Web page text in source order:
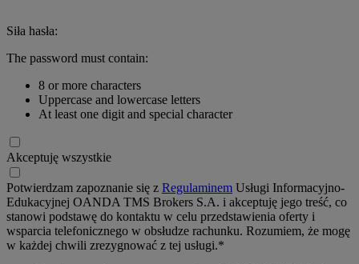
Siła hasła:
The password must contain:
8 or more characters
Uppercase and lowercase letters
At least one digit and special character
Akceptuję wszystkie
Potwierdzam zapoznanie się z Regulaminem Usługi Informacyjno-
Edukacyjnej OANDA TMS Brokers S.A. i akceptuję jego treść, co
stanowi podstawę do kontaktu w celu przedstawienia oferty i
wsparcia telefonicznego w obsłudze rachunku. Rozumiem, że mogę
w każdej chwili zrezygnować z tej usługi.*